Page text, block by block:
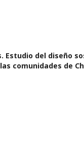
Estudio del diseño
comunidades de